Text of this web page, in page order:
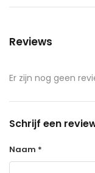
Reviews
Er zijn nog geen
Schrijf een
Naam *